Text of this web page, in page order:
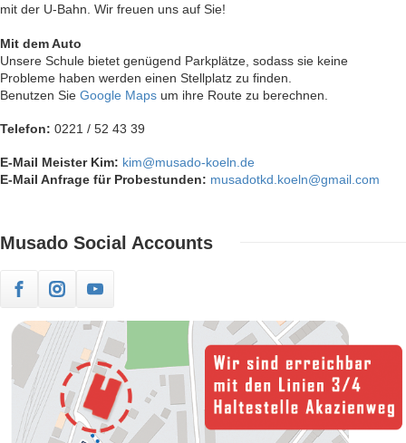
mit der U-Bahn. Wir freuen uns auf Sie!
Mit dem Auto
Unsere Schule bietet genügend Parkplätze, sodass sie keine
Probleme haben werden einen Stellplatz zu finden.
Benutzen Sie Google Maps um ihre Route zu berechnen.
Telefon: 0221 / 52 43 39
E-Mail Meister Kim: kim@musado-koeln.de
E-Mail Anfrage für Probestunden: musadotkd.koeln@gmail.com
Musado Social Accounts